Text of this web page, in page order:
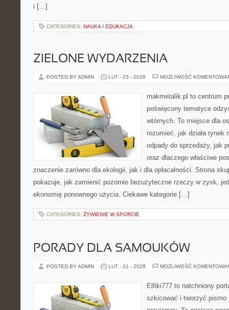
i […]
CATEGORIES: NAUKA I EDUKACJA
ZIELONE WYDARZENIA
POSTED BY ADMIN LUT - 23 - 2026 MOŻLIWOŚĆ
makmetalik.pl to centrum
poświęcony tematyce
wtórnych. To miejsce dla
rozumieć, jak działa rynek
odpady do sprzedaży, jak
oraz dlaczego właściwe
znaczenie zarówno dla ekologii, jak i dla opłacalności. Strona
pokazuje, jak zamienić pozornie bezużyteczne rzeczy w zysk,
ekonomię ponownego użycia. Ciekawe kategorie […]
CATEGORIES: ŻYWIENIE W SPORCIE
PORADY DLA SAMOUKÓW
POSTED BY ADMIN LUT - 21 - 2026 MOŻLIWOŚĆ
Elfiki777 to natchniony
szkicować i tworzyć pismo